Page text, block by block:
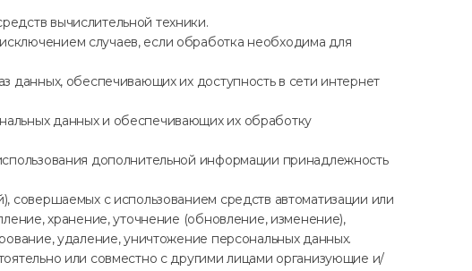
вычислительной техники.
случаев, если обработка необходима для
обеспечивающих их доступность в сети интернет
данных и обеспечивающих их обработку
дополнительной информации принадлежность
с использованием средств автоматизации или
хранение, уточнение (обновление, изменение),
удаление, уничтожение персональных данных.
или совместно с другими лицами организующие и/